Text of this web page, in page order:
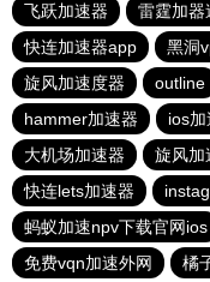
飞跃加速器
雷霆加器
快连加速器app
黑洞
旋风加速度器
outline
hammer加速器
ios加
大机场加速器
旋风加
快连lets加速器
蚂蚁加速npv下载官网ios
免费vqn加速外网
橘